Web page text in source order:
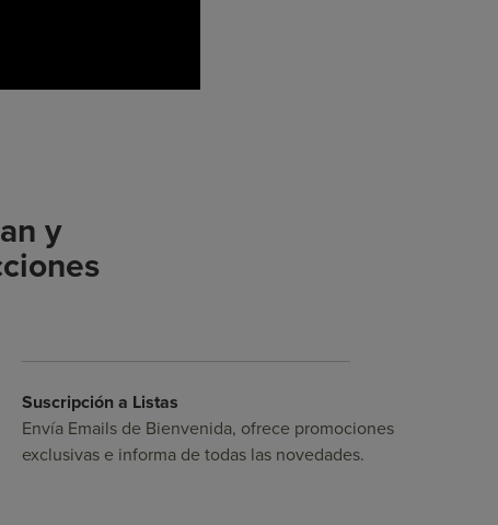
y
Suscripción a Listas
Envía Emails de Bienvenida, ofrece promociones
exclusivas e informa de todas las novedades.